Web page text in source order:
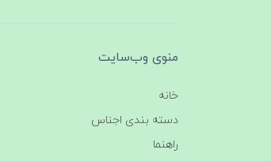
منوی وب‌سایت
خانه
دسته بندی اجناس
راهنما